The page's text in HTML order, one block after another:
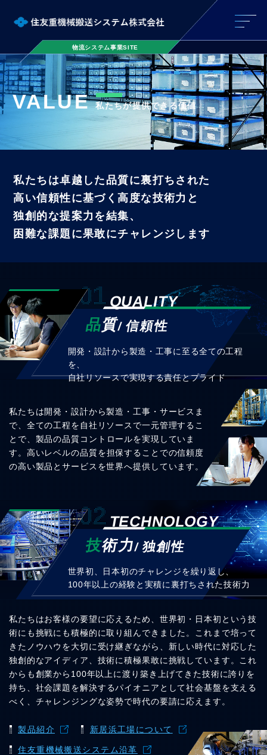
物流システム事業SITE
VALUE 私たちが提供できる価値
私たちは卓越した品質に裏打ちされた
高い信頼性に基づく高度な技術力と
独創的な提案力を結集、
困難な課題に果敢にチャレンジします
01 QUALITY
品質 信頼性
開発・設計から製造・工事に至る全ての工程
を、
自社リソースで実現する責任とプライド
私たちは開発・設計から製造・工事・サービスま
で、全ての工程を自社リソースで一元管理するこ
とで、 製品の品質コントロールを実現していま
す。 高いレベルの品質を担保することでの信頼度
の高い製品とサービスを世界へ提供しています。
02 TECHNOLOGY
技術力 独創性
世界初、日本初のチャレンジを繰り返し、
100年以上の経験と実積に裏打ちされた技術力
私たちはお客様の要望に応えるため、世界初・日本初という技
術にも挑戦にも積極的に取り組んできました。
これまで培って
きたノウハウを大切に受け継ぎながら、 新しい時代に対応した
独創的なアイディア、技術に積極果敢に挑戦しています。 これ
からも創業から100年以上に渡り築き上げてきた技術に誇りを
持ち、 社会課題を解決するパイオニアとして社会基盤を支える
べく、チャレンジングな姿勢で時代の要請に応えます。
製品紹介 新居浜工場について
住友重機械搬送システム沿革